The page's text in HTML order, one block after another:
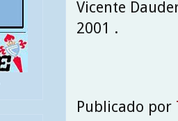
Vicente
2001 .
Publicado por